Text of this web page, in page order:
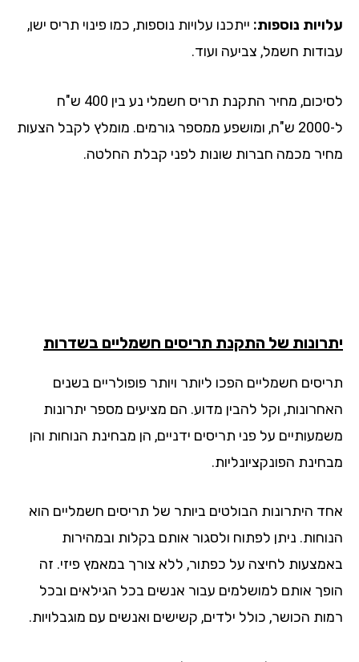
נוספות:ייתכנו עלויות נוספות, כמו פינוי תריס ישן,
חשמל, צביעה ועוד.
לסיכום, מחיר התקנת תריס חשמלי נע בין 400 ש"ח
ל-2000 ש"ח, ומושפע ממספר גורמים. מומלץ לקבל הצעות
מכמה חברות שונות לפני קבלת החלטה.
של התקנת תריסים חשמליים בשדרות
חשמליים הפכו ליותר ויותר פופולריים בשנים
וקל להבין מדוע. הם מציעים מספר יתרונות
על פני תריסים ידניים, הן מבחינת הנוחות והן
הפונקציונליות.
היתרונות הבולטים ביותר של תריסים חשמליים הוא
ניתן לפתוח ולסגור אותם בקלות ובמהירות
לחיצה על כפתור, ללא צורך במאמץ פיזי. זה
אותם למושלמים עבור אנשים בכל הגילאים ובכל
הכושר, כולל ילדים, קשישים ואנשים עם מוגבלויות.